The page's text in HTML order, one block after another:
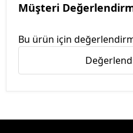
Müşteri
Bu ürün için